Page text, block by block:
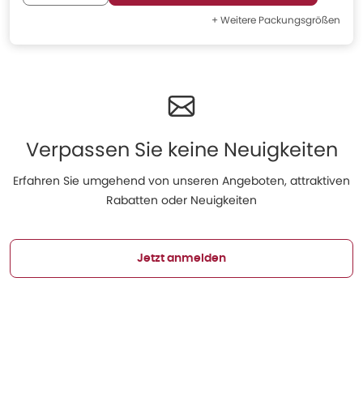
+ Weitere Packungsgrößen
Verpassen Sie keine Neuigkeiten
Erfahren Sie umgehend von unseren Angeboten, attraktiven
Rabatten oder Neuigkeiten
Jetzt anmelden